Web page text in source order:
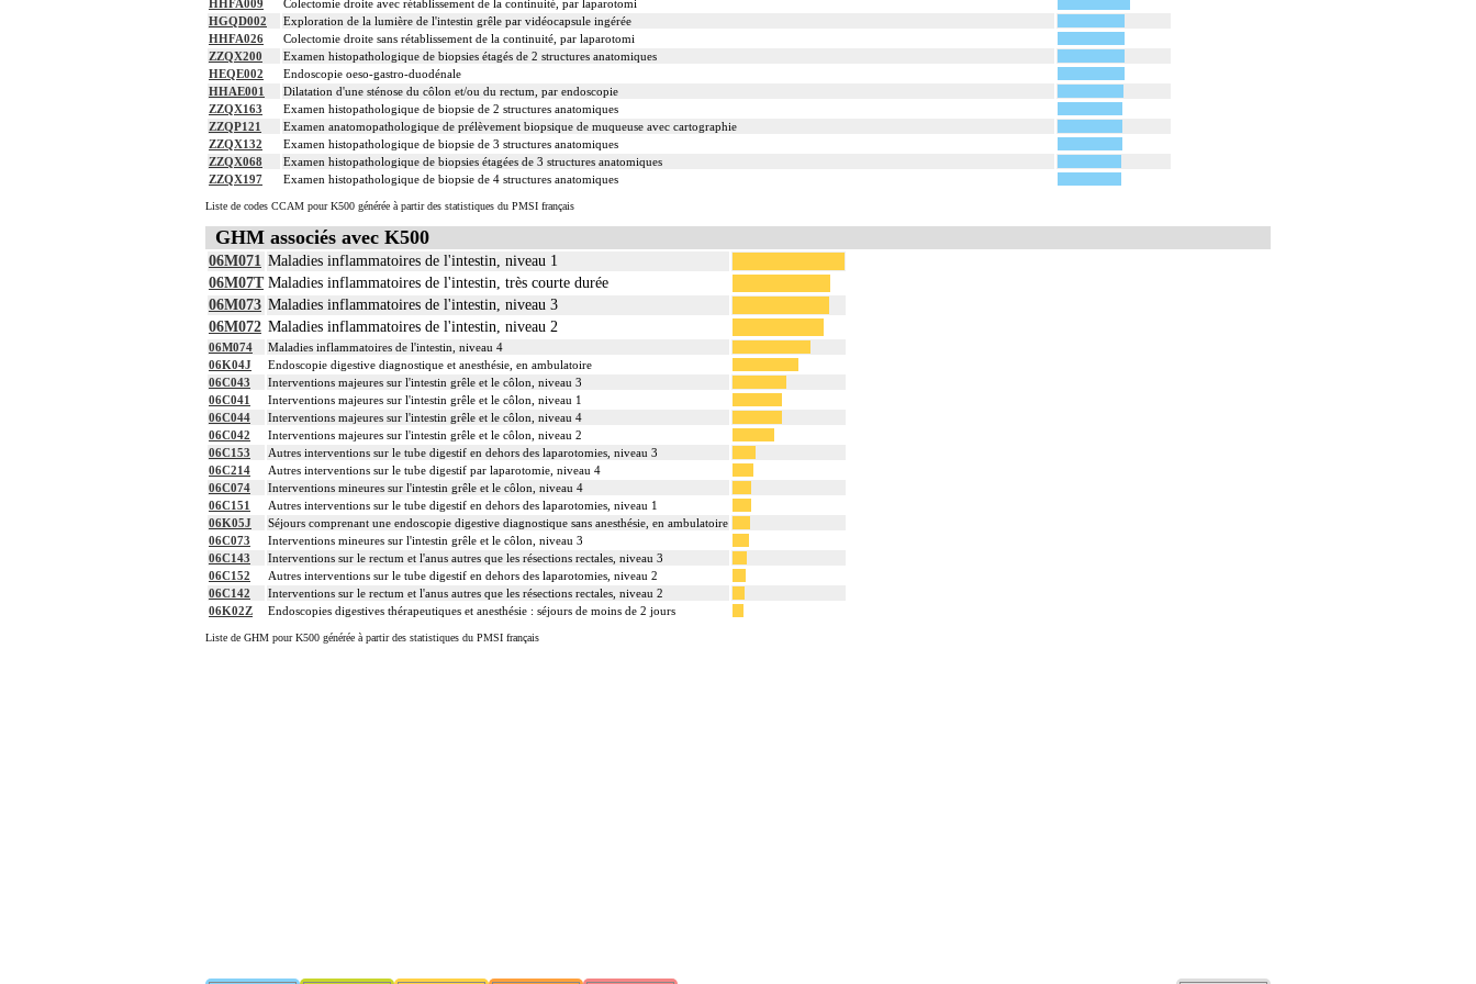
HHFA009
Colectomie droite avec rétablissement de la continuité, par laparotomi
HGQD002
Exploration de la lumière de l'intestin grêle par vidéocapsule ingérée
HHFA026
Colectomie droite sans rétablissement de la continuité, par laparotomi
ZZQX200
Examen histopathologique de biopsies étagés de 2 structures anatomiques
HEQE002
Endoscopie oeso-gastro-duodénale
HHAE001
Dilatation d'une sténose du côlon et/ou du rectum, par endoscopie
ZZQX163
Examen histopathologique de biopsie de 2 structures anatomiques
ZZQP121
Examen anatomopathologique de prélèvement biopsique de muqueuse avec cartographie
ZZQX132
Examen histopathologique de biopsie de 3 structures anatomiques
ZZQX068
Examen histopathologique de biopsies étagées de 3 structures anatomiques
ZZQX197
Examen histopathologique de biopsie de 4 structures anatomiques
Liste de codes CCAM pour K500 générée à partir des statistiques du PMSI français
GHM associés avec K500
06M071 Maladies inflammatoires de l'intestin, niveau 1
06M07T Maladies inflammatoires de l'intestin, très courte durée
06M073 Maladies inflammatoires de l'intestin, niveau 3
06M072 Maladies inflammatoires de l'intestin, niveau 2
06M074
Maladies inflammatoires de l'intestin, niveau 4
06K04J
Endoscopie digestive diagnostique et anesthésie, en ambulatoire
06C043
Interventions majeures sur l'intestin grêle et le côlon, niveau 3
06C041
Interventions majeures sur l'intestin grêle et le côlon, niveau 1
06C044
Interventions majeures sur l'intestin grêle et le côlon, niveau 4
06C042
Interventions majeures sur l'intestin grêle et le côlon, niveau 2
06C153
Autres interventions sur le tube digestif en dehors des laparotomies, niveau 3
06C214
Autres interventions sur le tube digestif par laparotomie, niveau 4
06C074
Interventions mineures sur l'intestin grêle et le côlon, niveau 4
06C151
Autres interventions sur le tube digestif en dehors des laparotomies, niveau 1
06K05J
Séjours comprenant une endoscopie digestive diagnostique sans anesthésie, en ambulatoire
06C073
Interventions mineures sur l'intestin grêle et le côlon, niveau 3
06C143
Interventions sur le rectum et l'anus autres que les résections rectales, niveau 3
06C152
Autres interventions sur le tube digestif en dehors des laparotomies, niveau 2
06C142
Interventions sur le rectum et l'anus autres que les résections rectales, niveau 2
06K02Z
Endoscopies digestives thérapeutiques et anesthésie : séjours de moins de 2 jours
Liste de GHM pour K500 générée à partir des statistiques du PMSI français